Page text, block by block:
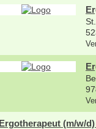
Ergotherapeut (m/w/